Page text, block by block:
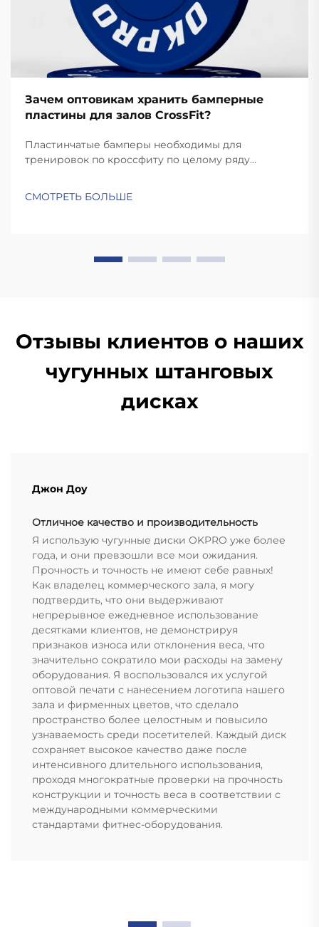
Зачем оптовикам хранить бамперные
пластины для залов CrossFit?
Пластинчатые бамперы необходимы для
тренировок по кроссфиту по целому ряду
рывки и подъемы на грудь, при которых пластины
СМОТРЕТЬ БОЛЬШЕ
Отзывы клиентов о наших
чугунных штанговых
дисках
Джон Доу
Отличное качество и производительность
Я использую чугунные диски OKPRO уже более
года, и они превзошли все мои ожидания.
Прочность и точность не имеют себе равных!
Как владелец коммерческого зала, я могу
подтвердить, что они выдерживают
непрерывное ежедневное использование
десятками клиентов, не демонстрируя
признаков износа или отклонения веса, что
значительно сократило мои расходы на замену
оборудования. Я воспользовался их услугой
оптовой печати с нанесением логотипа нашего
зала и фирменных цветов, что сделало
пространство более целостным и повысило
узнаваемость среди посетителей. Каждый диск
сохраняет высокое качество даже после
интенсивного длительного использования,
проходя многократные проверки на прочность
конструкции и точность веса в соответствии с
международными коммерческими
стандартами фитнес-оборудования.